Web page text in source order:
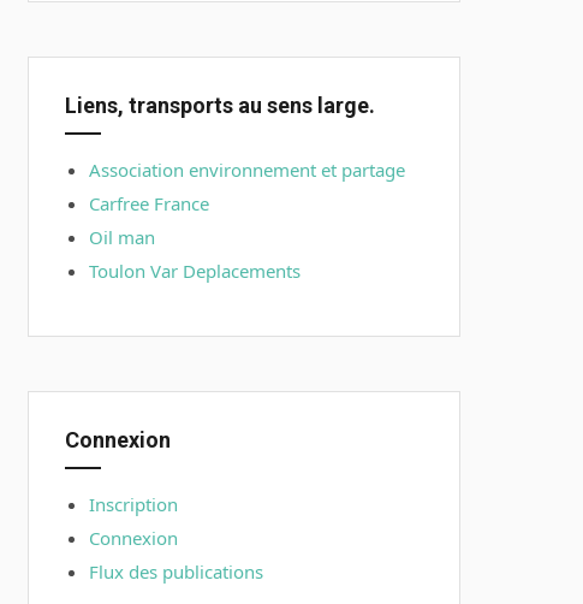
Liens, transports au sens large.
Association environnement et partage
Carfree France
Oil man
Toulon Var Deplacements
Connexion
Inscription
Connexion
Flux des publications